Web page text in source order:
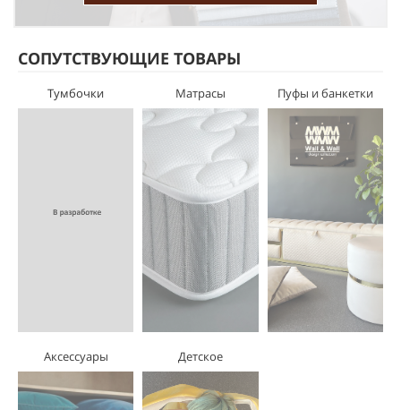
СОПУТСТВУЮЩИЕ ТОВАРЫ
Тумбочки Матрасы Пуфы и банкетки
Аксессуары Детское